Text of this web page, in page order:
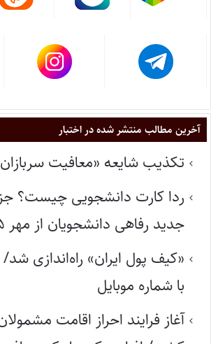
آخرین مطالب منتشر شده در اختبار
تکذیب شایعه «معافیت
ردا کارت دانشجویی چیست؟
جدید رفاهی دانشجویان از مهر ۱۴۰۵
«کیف پول ایران» راه‌اندازی شد/
با شماره موبایل
آغاز فرایند احراز اقامت مشمولان